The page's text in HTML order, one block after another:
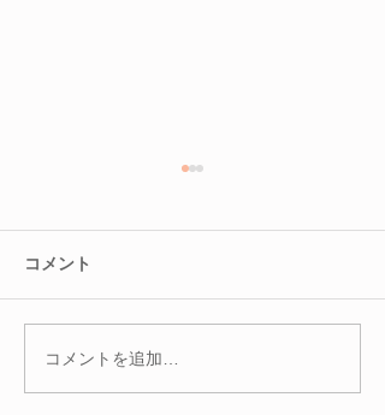
◎眉毛の印象で第一印象
が変わる？！
コメント
コメントを追加…